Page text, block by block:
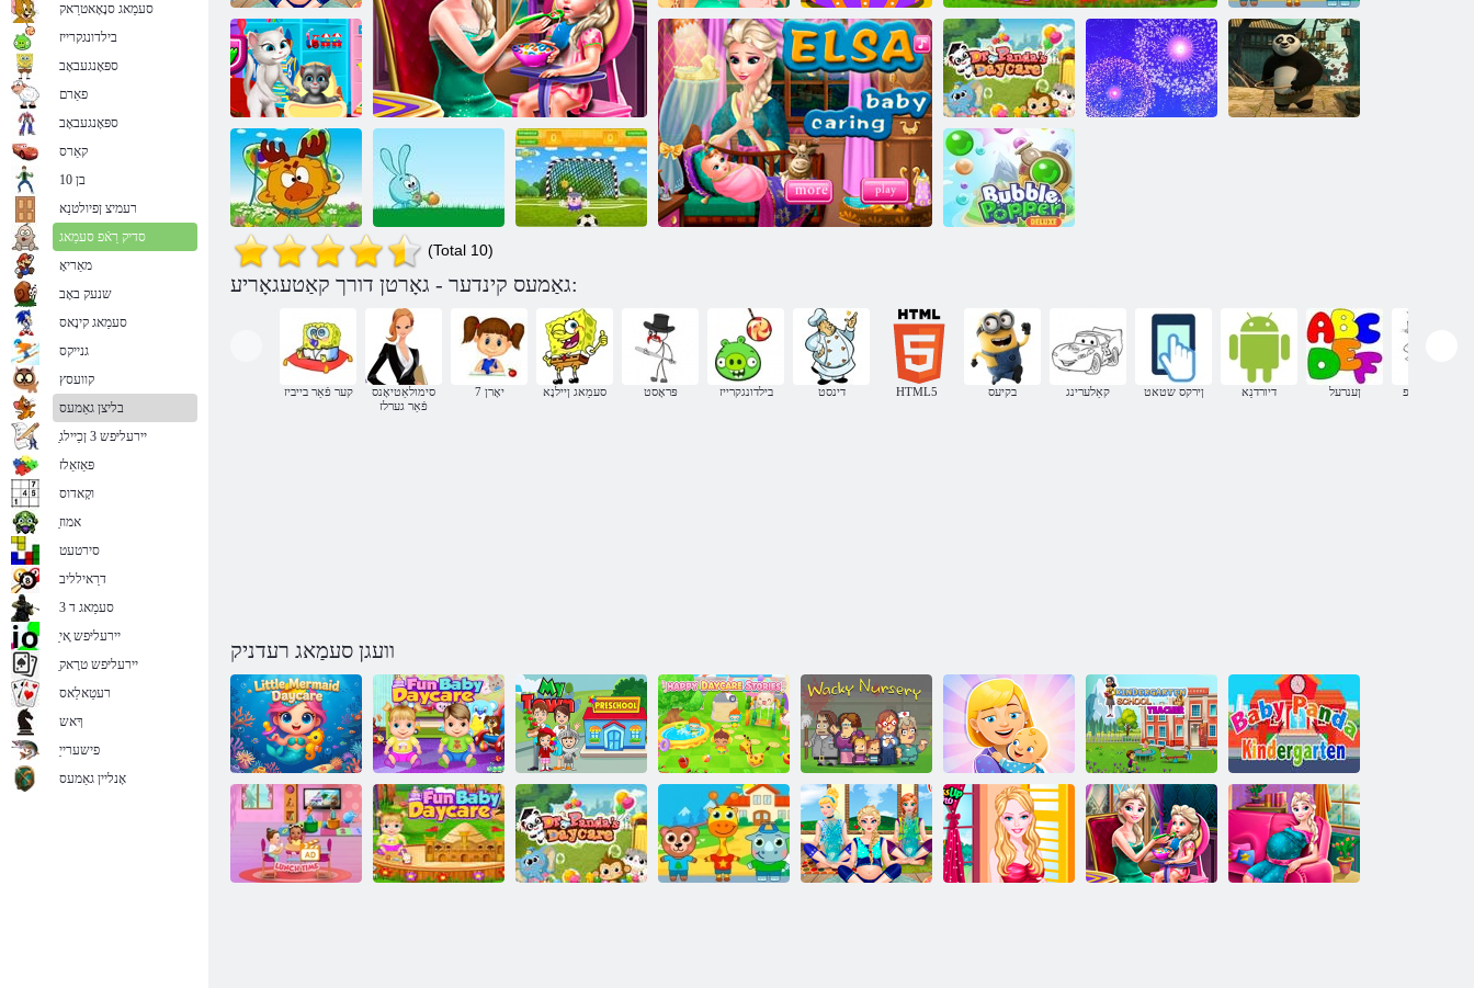
רעטיילַאימיס רעק גָאט ןטרָאג רעדניק
ערַאקַייד יביעב סַאּפש
יּפַארעט
רעגנַאווש
ןעמרָאק רעלדַאט הּכלמ זייא
גנירַאק Sofia
יביעב
גנירַאק יביעב
בָאבעגנָאּפס
ןעטרַאגרעדניק
עַייכ
עקצַאצ ןֿפרַאד
םָאט
רעקייד ס ַאדנַאּפ
.רד
לאָסיאַש און
פּינטלעך
יקירַאטַארוו
:יקירָאקיק
בלאָז
(Total 10)
גאַמעס קינדער - גאָרטן דורך קאַטעגאָריע:
קער פֿאַר בייביז
סימולאַטיאָנס
פֿאַר גערלז
7 יאָרן סעמַאג ןיילנָא פּראָסט בילדונגקרייז דינסט HTML5 בקיעס קאַלערינג ןירקס שטאט דיורדנַא ןענרעל
ךעלגניי רַאֿפ
וועגן סעמַאג רעדניק
ערַאקַייד
דיַאמרעמ ןיילק
רעטיילַאימיס
רעק גָאט
לוקסירּפ ןוַאט ןַיימ
סעירָאטס
ערַאקַייד לזמ
Wacky רעמיצ -
רעדניק
ןטרָאג רעדניק
רערעל עלוש
ןעטרַאגרעדניק
ןעטרַאגרעדניק
ַאדנַאּפ יביעב
סעמַאג סנָאָאטרַאק
בילדונגקרייז
ספּאָנגעבאָב
פאַרם
ספּאָנגעבאָב
קאַרס
בן 10
רעמיצ ןפיולטנַא
סדיק רַאֿפ סעמַאג
מאַריאָ
שנעק באָב
סעמַאג קינָאס
גנייקס
קוועסץ
בליצן גאַמעס
ַיירעליּפש 3 ןכַיילג
פּאַזאַלז
וקָאדוס
ַאמוז
סירטעט
דרַאילליב
סעמַאג ד 3
ַיירעליּפש ָאי
ַיירעליּפש טרָאק
רעטַאלַאס
ךָאש
פישערייַ
אָנליין גאַמעס